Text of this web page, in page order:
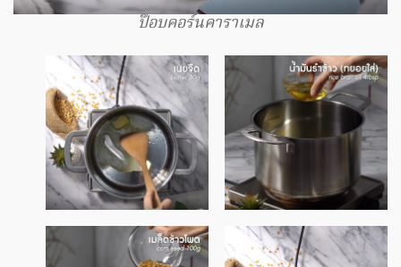
ป๊อบคอร์นคาราเมล